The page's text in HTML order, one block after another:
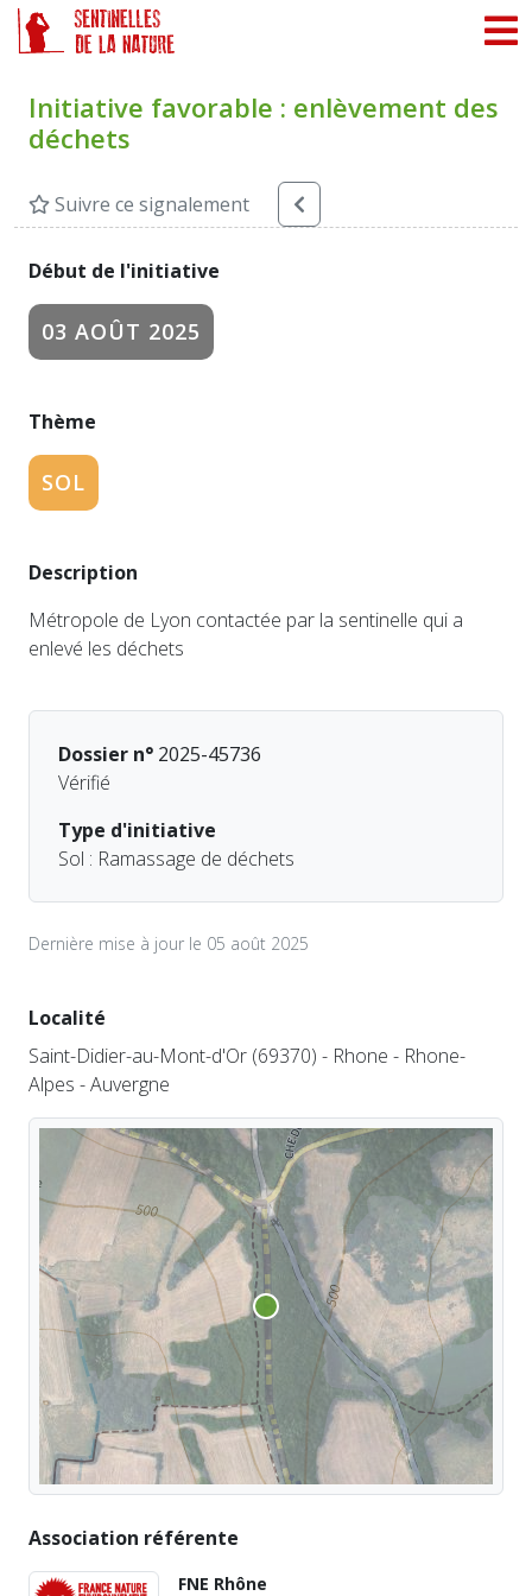
Initiative favorable : enlèvement des
déchets
Suivre ce signalement
Début de l'initiative
03 AOÛT 2025
Thème
SOL
Description
Métropole de Lyon contactée par la sentinelle qui a
enlevé les déchets
Dossier n° 2025-45736
Vérifié
Type d'initiative
Sol : Ramassage de déchets
Dernière mise à jour le 05 août 2025
Localité
Saint-Didier-au-Mont-d'Or (69370) - Rhone - Rhone-
Alpes - Auvergne
Association référente
FNE Rhône
Panneau de gestion des cookies